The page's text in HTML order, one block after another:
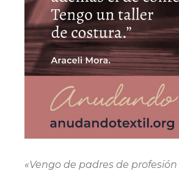
«Vengo de padres de